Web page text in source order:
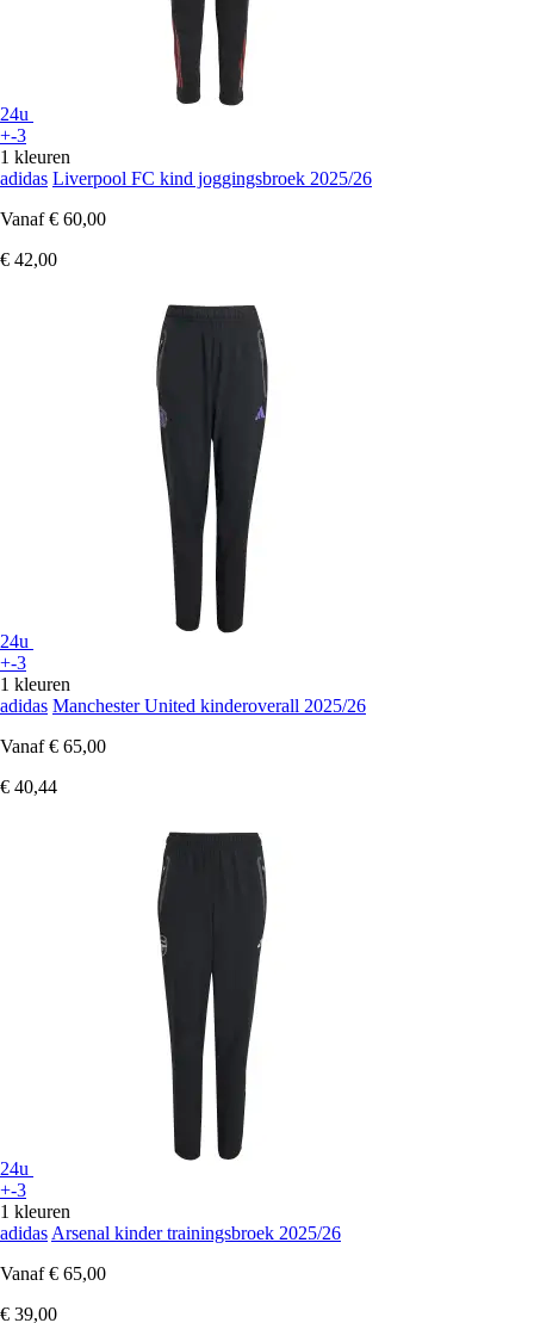
24u
+-3
1 kleuren
adidas Liverpool FC kind joggingsbroek 2025/26
Vanaf € 60,00
€ 42,00
24u
+-3
1 kleuren
adidas Manchester United kinderoverall 2025/26
Vanaf € 65,00
€ 40,44
24u
+-3
1 kleuren
adidas Arsenal kinder trainingsbroek 2025/26
Vanaf € 65,00
€ 39,00